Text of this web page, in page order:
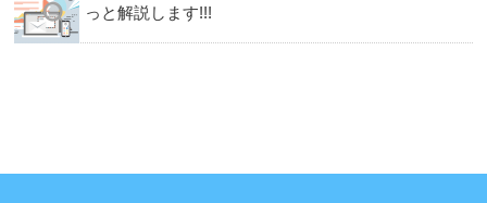
っと解説します!!!